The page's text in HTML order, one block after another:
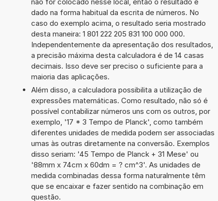
dado na forma habitual da escrita de números. No
caso do exemplo acima, o resultado seria mostrado
desta maneira: 1 801 222 205 831 100 000 000.
Independentemente da apresentação dos resultados,
a precisão máxima desta calculadora é de 14 casas
decimais. Isso deve ser preciso o suficiente para a
maioria das aplicações.
Além disso, a calculadora possibilita a utilização de
expressões matemáticas. Como resultado, não só é
possível contabilizar números uns com os outros, por
exemplo, '17 * 3 Tempo de Planck', como também
diferentes unidades de medida podem ser associadas
umas às outras diretamente na conversão. Exemplos
disso seriam: '45 Tempo de Planck + 31 Mese' ou
'88mm x 74cm x 60dm = ? cm^3'. As unidades de
medida combinadas dessa forma naturalmente têm
que se encaixar e fazer sentido na combinação em
questão.